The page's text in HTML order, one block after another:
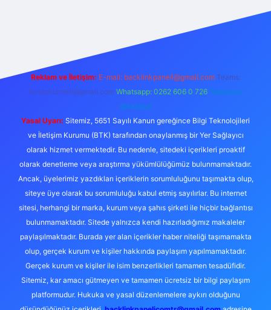
Reklam ve İletişim: E-mail: backlinkpaneli@gmail.com Teams:
forumhizmeti@gmail.com Whatsapp: 0262 606 0 726 Telegram:
@karabul
Yasal Uyarı: Sitemiz, 5651 Sayılı Kanun gereğince Bilgi Teknolojileri
ve İletişim Kurumu (BTK) tarafından onaylanmış bir Yer Sağlayıcı
olarak hizmet vermektedir. Bu nedenle, sitedeki içerikleri proaktif
olarak denetleme veya araştırma yükümlülüğümüz bulunmamaktadır.
Ancak, üyelerimiz yazdıkları içeriklerin sorumluluğunu taşımakta olup,
siteye üye olarak bu sorumluluğu kabul etmiş sayılırlar. Bu internet
sitesi, herhangi bir marka, kurum veya şahıs şirketi ile hiçbir bağlantısı
bulunmamaktadır. Sitede yalnızca kendi hazırladığımız makaleler
paylaşılmaktadır. Burada yer alan içerikler haber niteliği taşımamakta
olup, gerçek kurum ve kişiler hakkında paylaşım yapılmamaktadır.
Gerçek kurum ve kişiler ile isim benzerlikleri tamamen tesadüfidir.
Sitemiz, kar amacı gütmeyen ve tamamen ücretsiz bir bilgi paylaşım
platformudur. Hukuka ve yasal düzenlemelere aykırı olduğunu